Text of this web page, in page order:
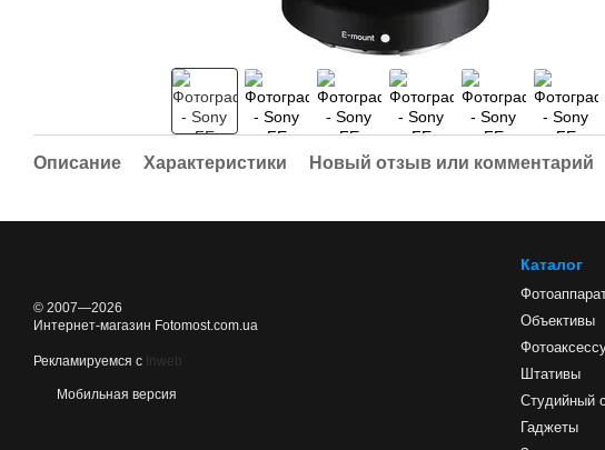
Описание Характеристики Новый отзыв или комментарий
© 2007—2026
Интернет-магазин Fotomost.com.ua
Рекламируемся с Inweb
Мобильная версия
Каталог
Объективы
Штативы
Студийный
Гаджеты